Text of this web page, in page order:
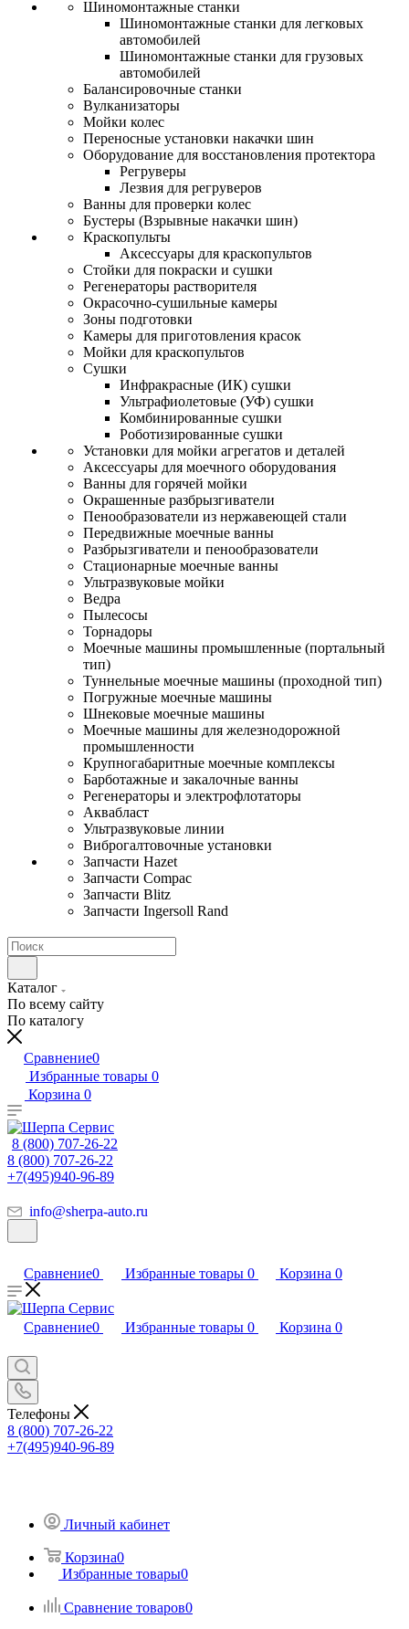
Шиномонтажные станки
Шиномонтажные станки для легковых
автомобилей
Шиномонтажные станки для грузовых
автомобилей
Балансировочные станки
Вулканизаторы
Мойки колес
Переносные установки накачки шин
Оборудование для восстановления протектора
Регруверы
Лезвия для регруверов
Ванны для проверки колес
Бустеры (Взрывные накачки шин)
Краскопульты
Аксессуары для краскопультов
Стойки для покраски и сушки
Регенераторы растворителя
Окрасочно-сушильные камеры
Зоны подготовки
Камеры для приготовления красок
Мойки для краскопультов
Сушки
Инфракрасные (ИК) сушки
Ультрафиолетовые (УФ) сушки
Комбинированные сушки
Роботизированные сушки
Установки для мойки агрегатов и деталей
Аксессуары для моечного оборудования
Ванны для горячей мойки
Окрашенные разбрызгиватели
Пенообразователи из нержавеющей стали
Передвижные моечные ванны
Разбрызгиватели и пенообразователи
Стационарные моечные ванны
Ультразвуковые мойки
Ведра
Пылесосы
Торнадоры
Моечные машины промышленные (портальный
тип)
Туннельные моечные машины (проходной тип)
Погружные моечные машины
Шнековые моечные машины
Моечные машины для железнодорожной
промышленности
Крупногабаритные моечные комплексы
Барботажные и закалочные ванны
Регенераторы и электрофлотаторы
Аквабласт
Ультразвуковые линии
Виброгалтовочные установки
Запчасти Hazet
Запчасти Compac
Запчасти Blitz
Запчасти Ingersoll Rand
Каталог
По всему сайту
По каталогу
Сравнение0
Избранные товары 0
Корзина 0
8 (800) 707-26-22
8 (800) 707-26-22
+7(495)940-96-89
info@sherpa-auto.ru
Сравнение0 Избранные товары 0 Корзина 0
Сравнение0 Избранные товары 0 Корзина 0
Телефоны
8 (800) 707-26-22
+7(495)940-96-89
Личный кабинет
Корзина0
Избранные товары0
Сравнение товаров0